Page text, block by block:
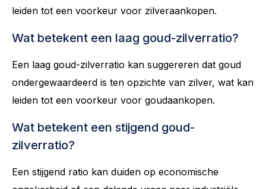
leiden tot een voorkeur voor zilveraankopen.
Wat betekent een laag goud-zilverratio?
Een laag goud-zilverratio kan suggereren dat goud
ondergewaardeerd is ten opzichte van zilver, wat kan
leiden tot een voorkeur voor goudaankopen.
Wat betekent een stijgend goud-
zilverratio?
Een stijgend ratio kan duiden op economische